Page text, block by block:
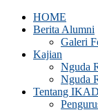
HOME
Berita Alumni
Galeri
Kajian
Nguda
Nguda
Tentang IKAD